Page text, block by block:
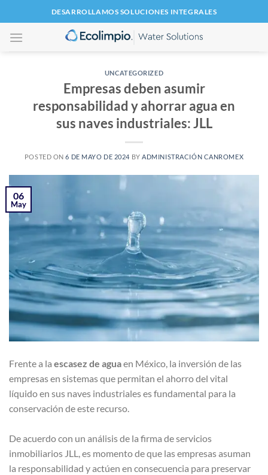
al
contenido
DESARROLLAMOS SOLUCIONES INTEGRALES
UNCATEGORIZED
Empresas deben asumir
responsabilidad y ahorrar agua en
sus naves industriales: JLL
POSTED ON6 DE MAYO DE 2024 BY ADMINISTRACIÓN CANROMEX
06
May
Frente a la escasez de aguaen México, la inversión de las
empresas en sistemas que permitan el ahorro del vital
líquido en sus naves industriales es fundamental para la
conservación de este recurso.
De acuerdo con un análisis de la firma de servicios
inmobiliarios JLL, es momento de que las empresas asuman
la responsabilidad y actúen en consecuencia para preservar